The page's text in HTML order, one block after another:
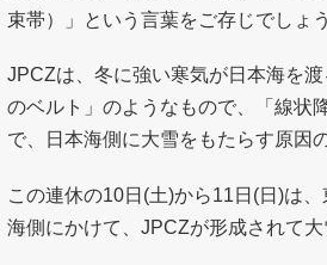
束帯）」という言葉をご存じでしょう
JPCZは、冬に強い寒気が日本海を
のベルト」のようなもので、「線状
で、日本海側に大雪をもたらす原因
この連休の10日(土)から11日(日)は
海側にかけて、JPCZが形成されて大